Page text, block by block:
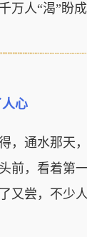
人“渴”盼成
心
通水那天，
前，看着第
又尝，不少